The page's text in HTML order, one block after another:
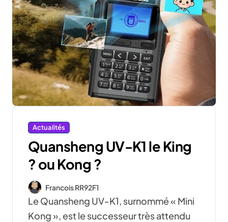
Actualités
Quansheng UV-K1 le King
? ou Kong ?
Francois RR92F1
Le Quansheng UV-K1, surnommé « Mini
Kong », est le successeur très attendu